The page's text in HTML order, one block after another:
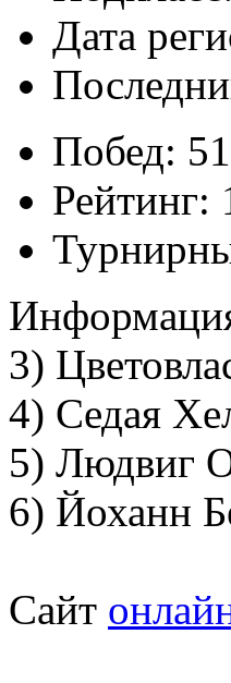
Дата
Побед:
Рейтинг:
3)
4) Седая
5) Людвиг
6) Йоханн
Сайт